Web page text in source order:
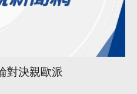
對決親歐派